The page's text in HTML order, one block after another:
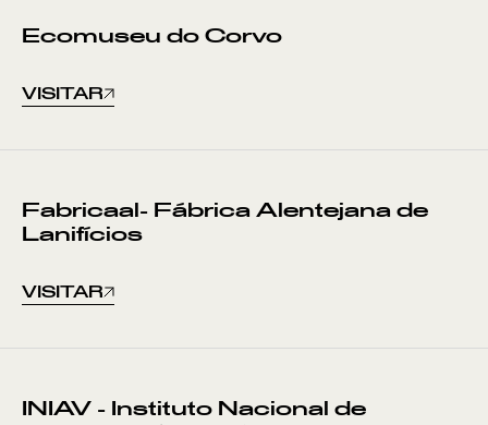
Ecomuseu do Corvo
VISITAR
Fabricaal- Fábrica Alentejana de
Lanifícios
VISITAR
INIAV - Instituto Nacional de